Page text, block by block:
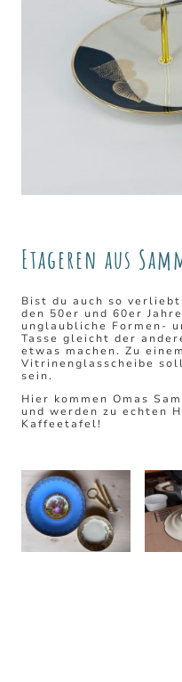
Etageren aus
Bist du auch so
den 50er und 60er
unglaubliche Formen-
Tasse gleicht der
etwas machen. Zu
Vitrinenglasscheibe
sein.
Hier kommen Omas
und werden zu echten
Kaffeetafel!